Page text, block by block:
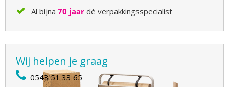
Al bijna 70 jaar dé verpakkingsspecialist
Wij helpen je graag
0543 51 33 65